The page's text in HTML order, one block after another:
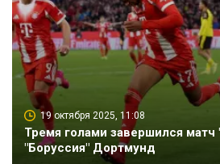
19 октября 2025, 11:08
Тремя голами завершился матч
"Боруссия" Дортмунд